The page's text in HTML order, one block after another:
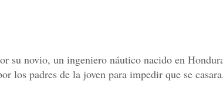
su novio, un ingeniero náutico nacido en
los padres de la joven para impedir que se casara.